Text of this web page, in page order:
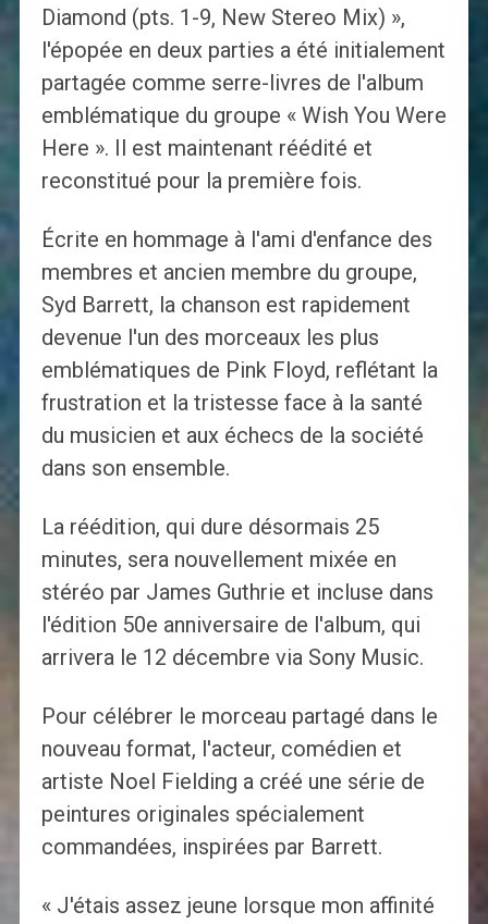
Diamond (pts. 1-9, New Stereo Mix) »,
l'épopée en deux parties a été initialement
partagée comme serre-livres de l'album
emblématique du groupe « Wish You Were
Here ». Il est maintenant réédité et
reconstitué pour la première fois.
Écrite en hommage à l'ami d'enfance des
membres et ancien membre du groupe,
Syd Barrett, la chanson est rapidement
devenue l'un des morceaux les plus
emblématiques de Pink Floyd, reflétant la
frustration et la tristesse face à la santé
du musicien et aux échecs de la société
dans son ensemble.
La réédition, qui dure désormais 25
minutes, sera nouvellement mixée en
stéréo par James Guthrie et incluse dans
l'édition 50e anniversaire de l'album, qui
arrivera le 12 décembre via Sony Music.
Pour célébrer le morceau partagé dans le
nouveau format, l'acteur, comédien et
artiste Noel Fielding a créé une série de
peintures originales spécialement
commandées, inspirées par Barrett.
« J'étais assez jeune lorsque mon affinité